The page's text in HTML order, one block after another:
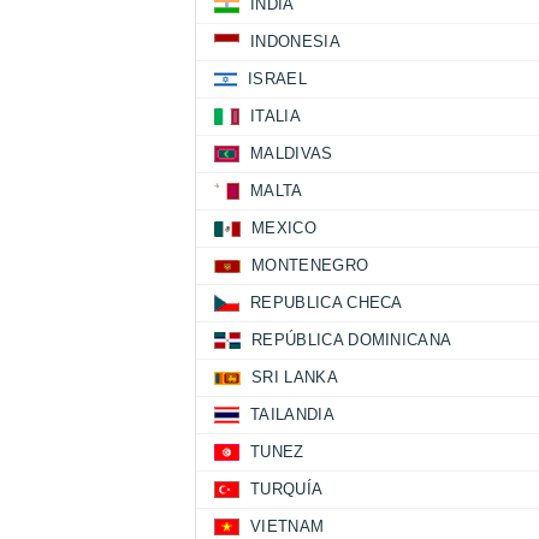
INDIA
INDONESIA
ISRAEL
ITALIA
MALDIVAS
MALTA
MEXICO
MONTENEGRO
REPUBLICA CHECA
REPÚBLICA DOMINICANA
SRI LANKA
TAILANDIA
TUNEZ
TURQUÍA
VIETNAM